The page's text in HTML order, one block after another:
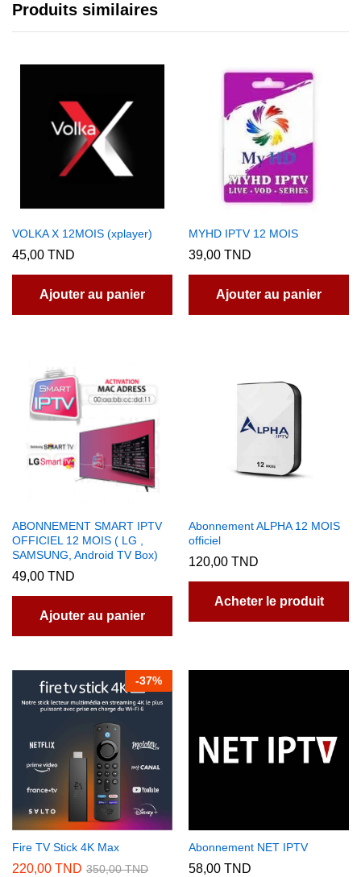
Produits similaires
VOLKA X 12MOIS (xplayer)
45,00 TND
Ajouter au panier
MYHD IPTV 12 MOIS
39,00 TND
Ajouter au panier
ABONNEMENT SMART IPTV
OFFICIEL 12 MOIS ( LG ,
SAMSUNG, Android TV Box)
49,00 TND
Ajouter au panier
Abonnement ALPHA 12 MOIS
officiel
120,00 TND
Acheter le produit
-37%
Fire TV Stick 4K Max
220,00 TND 350,00TND
Abonnement NET IPTV
58,00 TND